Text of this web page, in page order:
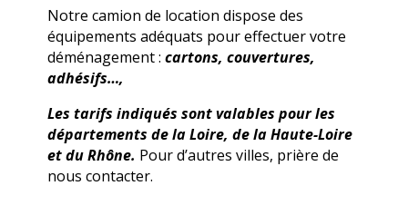
Notre camion de location dispose des
équipements adéquats pour effectuer votre
déménagement : cartons, couvertures,
adhésifs…,
Les tarifs indiqués sont valables pour les
départements de la Loire, de la Haute-Loire
et du Rhône. Pour d’autres villes, prière de
nous contacter.